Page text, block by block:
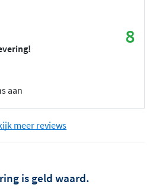
8
aan
meer reviews
is geld waard.